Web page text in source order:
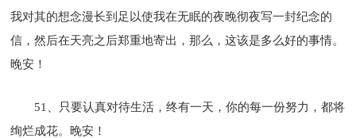
我对其的想念漫长到足以使我在无眠的夜晚彻夜写一封纪念的
信，然后在天亮之后郑重地寄出，那么，这该是多么好的事情。
晚安！
51、只要认真对待生活，终有一天，你的每一份努力，都将
绚烂成花。晚安！